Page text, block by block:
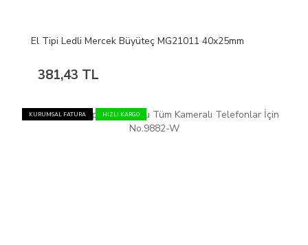
El Tipi Ledli Mercek Büyüteç MG21011 40x25mm
381,43 TL
KURUMSAL FATURA HIZLI KARGO